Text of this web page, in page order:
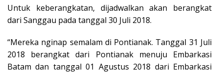
Untuk keberangkatan, dijadwalkan akan berangkat
dari Sanggau pada tanggal 30 Juli 2018.
“Mereka nginap semalam di Pontianak. Tanggal 31 Juli
2018 berangkat dari Pontianak menuju Embarkasi
Batam dan tanggal 01 Agustus 2018 dari Embarkasi